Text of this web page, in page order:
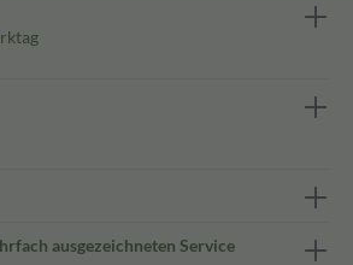
ausgezeichneten Service